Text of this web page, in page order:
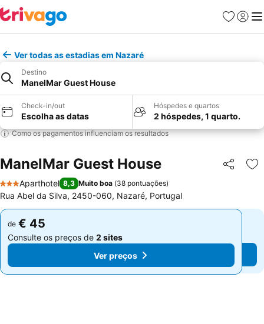
Favoritos
Iniciar
Ver todas as estadias em Nazaré
Destino
ManelMar Guest House
Check-in/out
Escolha as datas
Hóspedes e quartos
2 hóspedes, 1 quarto.
Como os pagamentos influenciam os resultados
ManelMar Guest House Partilhar
3 Estrelas
Aparthotel 8,3 Muito boa (38 pontuações)
Rua Abel da Silva, 2450-060, Nazaré, Portugal
de € 45
Consulte os preços de 2 sites
Ver preços
de € 45
Consulte os preços de 2 sites
Ver preços